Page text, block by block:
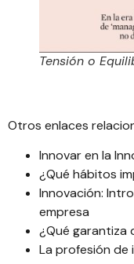
Tensión o
Otros enlaces
Innovar en la
¿Qué hábitos
Innovación:
empresa
¿Qué garantiza
La profesión de